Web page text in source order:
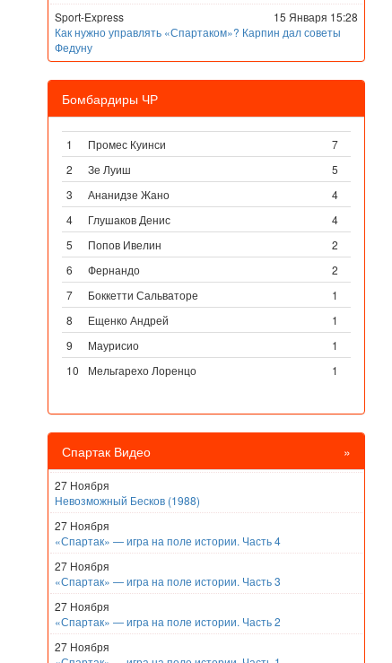
Sport-Express
15 Января 15:28
Как нужно управлять «Спартаком»? Карпин дал советы
Федуну
Бомбардиры ЧР
1 Промес Куинси
7
2
Зе Луиш
5
3
Ананидзе Жано
4
4
Глушаков Денис
4
5
Попов Ивелин
2
6
Фернандо
2
7
Боккетти Сальваторе
1
8
Ещенко Андрей
1
9
Маурисио
1
10
Мельгарехо Лоренцо 1
Спартак Видео »
27 Ноября
Невозможный Бесков (1988)
27 Ноября
«Спартак» — игра на поле истории. Часть 4
27 Ноября
«Спартак» — игра на поле истории. Часть 3
27 Ноября
«Спартак» — игра на поле истории. Часть 2
27 Ноября